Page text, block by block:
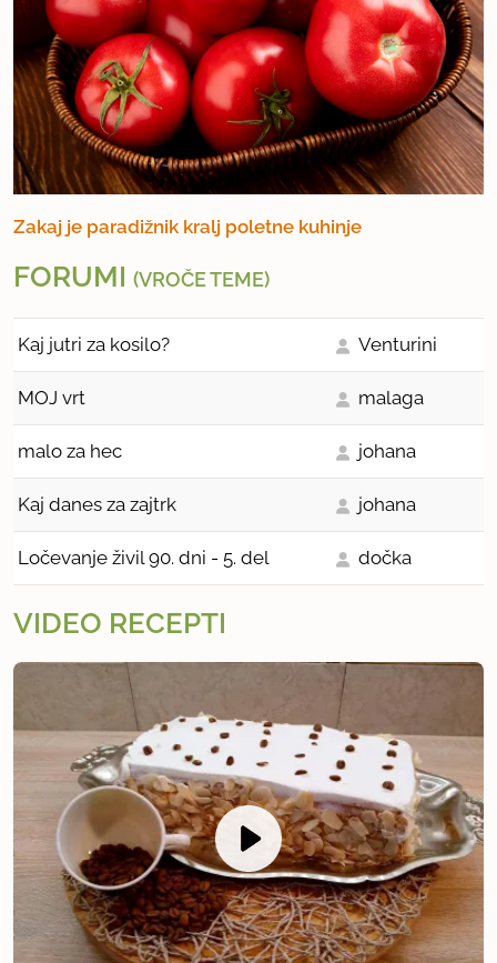
Zakaj je paradižnik kralj poletne kuhinje
FORUMI (VROČE TEME)
Kaj jutri za kosilo? Venturini
MOJ vrt malaga
malo za hec johana
Kaj danes za zajtrk johana
Ločevanje živil 90. dni - 5. del dočka
VIDEO RECEPTI